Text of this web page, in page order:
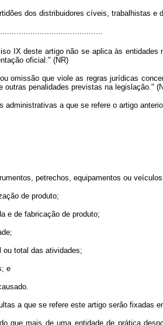
dos distribuidores cíveis, trabalhistas
IX deste artigo não se aplica às entidades
oficial." (NR)
omissão que viole as regras jurídicas
outras penalidades previstas na legislação."
a que se refere o artigo
petrechos, equipamentos ou
de produto;
e de fabricação de produto;
total das atividades;
e
a que se refere este artigo serão fixadas
que mais de uma entidade de prática